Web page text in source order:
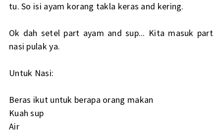
tu. So isi ayam korang takla keras and kering.
Ok dah setel part ayam and sup... Kita masuk part
nasi pulak ya.
Untuk Nasi:
Beras ikut untuk berapa orang makan
Kuah sup
Air